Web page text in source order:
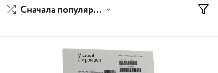
Сначала популярные